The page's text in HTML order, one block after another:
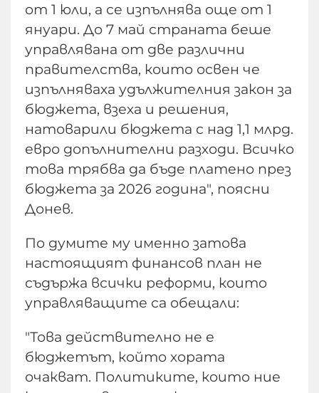
от 1 юли, а се изпълнява още от 1
януари. До 7 май страната беше
управлявана от две различни
правителства, които освен че
изпълняваха удължителния закон за
бюджета, взеха и решения,
натоварили бюджета с над 1,1 млрд.
евро допълнителни разходи. Всичко
това трябва да бъде платено през
бюджета за 2026 година", поясни
Донев.
По думите му именно затова
настоящият финансов план не
съдържа всички реформи, които
управляващите са обещали:
"Това действително не е
бюджетът, който хората
очакват. Политиките, които ние